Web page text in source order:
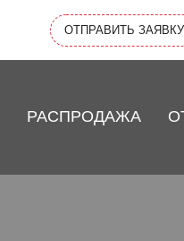
ОТПРАВИТЬ ЗАЯВКУ
РАСПРОДАЖА